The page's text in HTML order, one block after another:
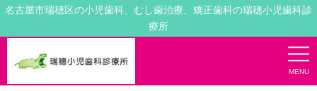
名古屋市瑞穂区の小児歯科、むし歯治療、矯正歯科の瑞穂小児歯科診
療所
MENU